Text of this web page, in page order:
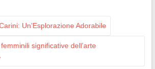
Un’Esplorazione Adorabile
significative dell’arte